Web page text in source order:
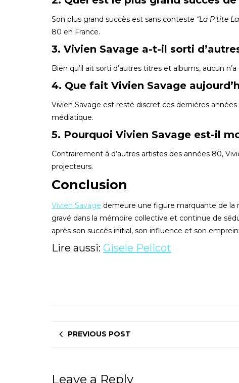
Son plus grand succès est sans conteste “La P’tite
80 en France.
3. Vivien Savage a-t-il sorti
Bien qu’il ait sorti d’autres titres et albums, aucun
4. Que fait Vivien Savage
Vivien Savage est resté discret ces dernières
médiatique.
5. Pourquoi Vivien Savage est-il
Contrairement à d’autres artistes des années 80,
projecteurs.
Conclusion
Vivien Savage demeure une figure marquante de la
gravé dans la mémoire collective et continue de
après son succès initial, son influence et son
Lire aussi: Gisele Pelicot
PREVIOUS POST
Leave a Reply